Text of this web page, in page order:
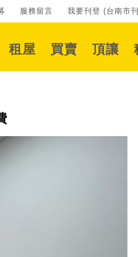
服務留言 我要刊登 (台南市
租屋 買賣 頂讓